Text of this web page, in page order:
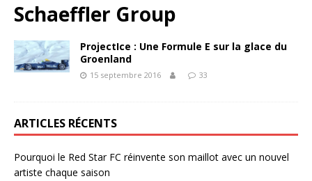
Schaeffler Group
ProjectIce : Une Formule E sur la glace du
Groenland
15 septembre 2016 33
ARTICLES RÉCENTS
Pourquoi le Red Star FC réinvente son maillot avec un nouvel
artiste chaque saison